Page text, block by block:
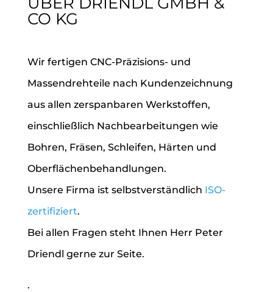
CO KG
Wir fertigen CNC-Präzisions- und
Massendrehteile nach Kundenzeichnung
aus allen zerspanbaren Werkstoffen,
einschließlich Nachbearbeitungen wie
Bohren, Fräsen, Schleifen, Härten und
Oberflächenbehandlungen.
Unsere Firma ist selbstverständlich ISO-
zertifiziert.
Bei allen Fragen steht Ihnen Herr Peter
Driendl gerne zur Seite.
.